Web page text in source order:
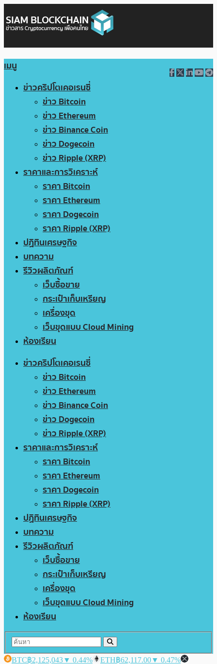
เมนู
ข่าวคริปโตเคอเรนซี่
ข่าว Bitcoin
ข่าว Ethereum
ข่าว Binance Coin
ข่าว Dogecoin
ข่าว Ripple (XRP)
ราคาและการวิเคราะห์
ราคา Bitcoin
ราคา Ethereum
ราคา Dogecoin
ราคา Ripple (XRP)
ปฏิทินเศรษฐกิจ
บทความ
รีวิวผลิตภัณฑ์
เว็บซื้อขาย
กระเป๋าเก็บเหรียญ
เครื่องขุด
เว็บขุดแบบ Cloud Mining
ห้องเรียน
ข่าวคริปโตเคอเรนซี่
ข่าว Bitcoin
ข่าว Ethereum
ข่าว Binance Coin
ข่าว Dogecoin
ข่าว Ripple (XRP)
ราคาและการวิเคราะห์
ราคา Bitcoin
ราคา Ethereum
ราคา Dogecoin
ราคา Ripple (XRP)
ปฏิทินเศรษฐกิจ
บทความ
รีวิวผลิตภัณฑ์
เว็บซื้อขาย
กระเป๋าเก็บเหรียญ
เครื่องขุด
เว็บขุดแบบ Cloud Mining
ห้องเรียน
BTC฿2,125,043▼ 0.44% ETH฿62,117.00▼ 0.47%